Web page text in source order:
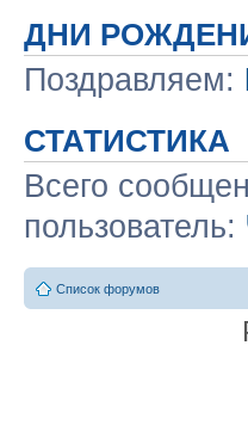
ДНИ
Поздравляем:
СТАТИСТИКА
Всего
пользователь:
Список форумов